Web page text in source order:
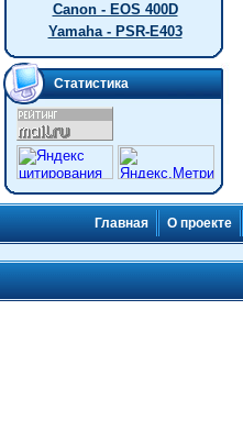
Canon - EOS 400D
Yamaha - PSR-E403
Статистика
Главная О проекте